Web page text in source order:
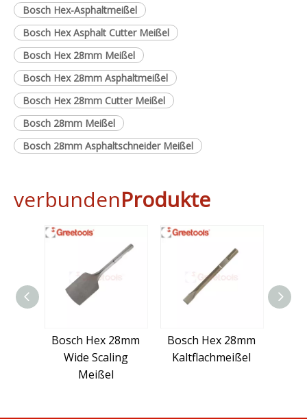
Bosch Hex-Asphaltmeißel
Bosch Hex Asphalt Cutter Meißel
Bosch Hex 28mm Meißel
Bosch Hex 28mm Asphaltmeißel
Bosch Hex 28mm Cutter Meißel
Bosch 28mm Meißel
Bosch 28mm Asphaltschneider Meißel
verbundenProdukte
Bosch Hex 28mm
Wide Scaling
Meißel
Bosch Hex 28mm
Kaltflachmeißel